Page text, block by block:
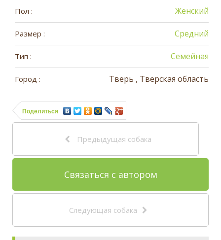
Пол : Женский
Размер : Средний
Тип : Семейная
Город : Тверь , Тверская область
Поделиться
Предыдущая собака
Связаться с автором
Следующая собака